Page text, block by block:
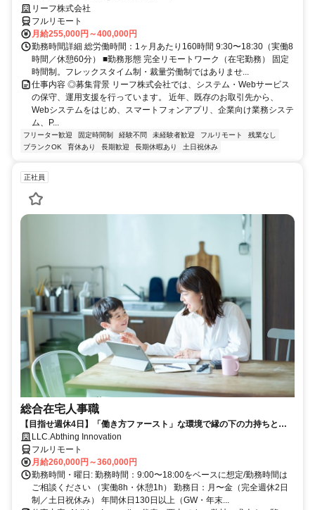
リーフ株式会社
フルリモート
月給255,000円～400,000円
勤務時間詳細 総労働時間：1ヶ月あたり160時間 9:30〜18:30（実働8
時間／休憩60分） ■勤務形態 完全リモートワーク（在宅勤務） 固定
時間制。フレックスタイム制・裁量労働制ではありませ...
仕事内容 ◎募集背景 リーフ株式会社では、システム・Webサービス
の保守、運用支援を行っています。 近年、既存のお取引先から、
Webシステムをはじめ、スマートフォンアプリ、企業向け業務システ
ム、P...
フリーター歓迎 固定時間制 経験不問 未経験者歓迎 フルリモート
残業なし
ブランクOK
育休あり 長期歓迎 長期休暇あり 土日祝休み
正社員
総合在宅人事職
【目指せ週休4日】「働き方ファースト」な環境で縁の下の力持ちとし
て活躍する人事ポジション｜20代30代活躍中
LLC.Abthing Innovation
フルリモート
月給260,000円～360,000円
勤務時間・曜日: 勤務時間：9:00〜18:00をベースに想定/勤務時間は
ご相談ください （実働8h・休憩1h） 勤務日：月〜金（完全週休2日
制／土日祝休み） 年間休日130日以上（GW・年末...